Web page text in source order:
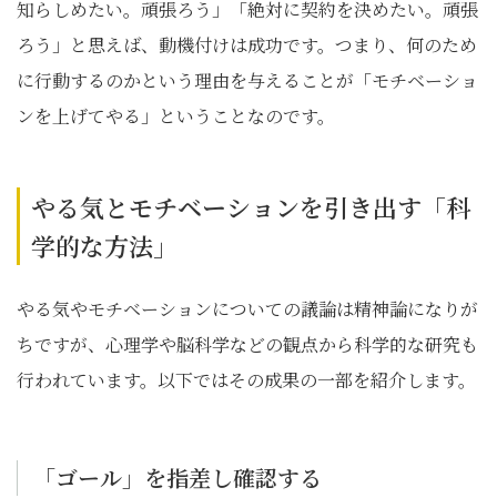
知らしめたい。頑張ろう」「絶対に契約を決めたい。頑張
ろう」と思えば、動機付けは成功です。つまり、何のため
に行動するのかという理由を与えることが「モチベーショ
ンを上げてやる」ということなのです。
やる気とモチベーションを引き出す「科
学的な方法」
やる気やモチベーションについての議論は精神論になりが
ちですが、心理学や脳科学などの観点から科学的な研究も
行われています。以下ではその成果の一部を紹介します。
「ゴール」を指差し確認する